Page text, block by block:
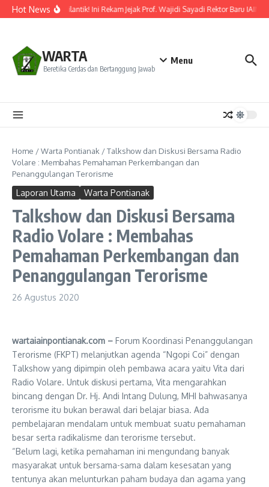
Lewati ke konten
Hot NewsResmi Dilantik! Ini Rekam Jejak Prof. Wajidi Sayadi Rektor Baru IAIN
WARTA
Beretika Cerdas dan Bertanggung Jawab
Menu
Home /Warta Pontianak /Talkshow dan Diskusi Bersama Radio
Volare : Membahas Pemahaman Perkembangan dan
Penanggulangan Terorisme
Laporan Utama Warta Pontianak
Talkshow dan Diskusi Bersama
Radio Volare : Membahas
Pemahaman Perkembangan dan
Penanggulangan Terorisme
26 Agustus 2020
wartaiainpontianak.com – Forum Koordinasi Penanggulangan
Terorisme (FKPT) melanjutkan agenda “Ngopi Coi” dengan
Talkshow yang dipimpin oleh pembawa acara yaitu Vita dari
Radio Volare. Untuk diskusi pertama, Vita mengarahkan
bincang dengan Dr. Hj. Andi Intang Dulung, MHI bahwasanya
terorisme itu bukan berawal dari belajar biasa. Ada
pembelajaran mendalam untuk membuat suatu pemahaman
besar serta radikalisme dan terorisme tersebut.
“Belum lagi, ketika pemahaman ini mengundang banyak
masyarakat untuk bersama-sama dalam kesesatan yang
tentunya akan melunturkan paham budaya dan agama yang